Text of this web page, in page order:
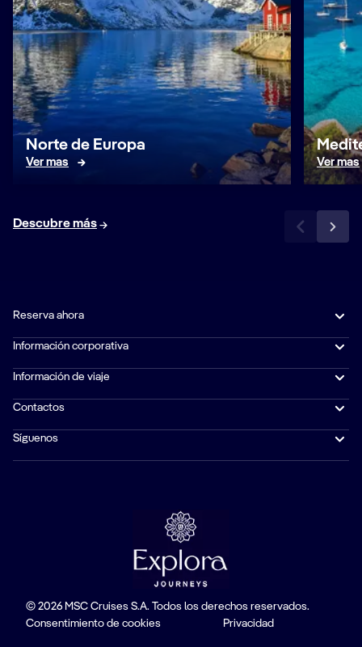
Norte de Europa
Ver mas Ver mas
Descubre más
Reserva ahora
Información corporativa
Información de viaje
Contactos
Síguenos
© 2026 MSC Cruises S.A. Todos los derechos reservados.
Consentimiento de cookies
Privacidad